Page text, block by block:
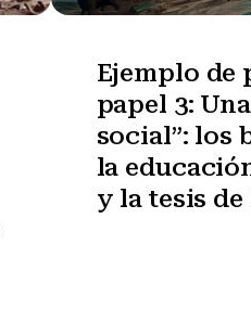
Ejemplo de
papel 3:
social”: los
la
y la tesis